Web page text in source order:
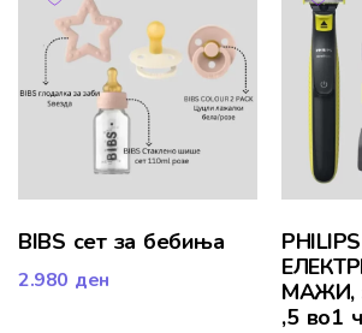
BIBS сет за бебиња
2.980 ден
МАЖИ,
,5 во1